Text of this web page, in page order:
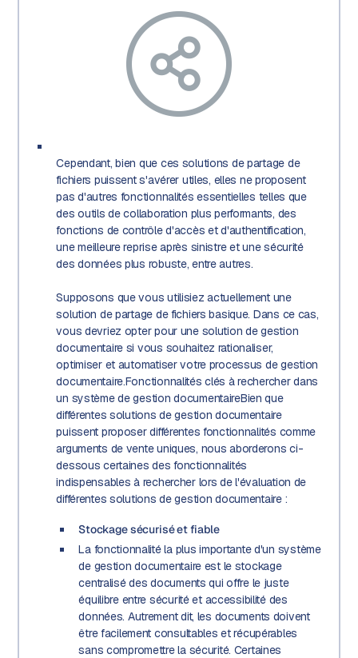
Cependant, bien que ces solutions de partage de
fichiers puissent s'avérer utiles, elles ne proposent
pas d'autres fonctionnalités essentielles telles que
des outils de collaboration plus performants, des
fonctions de contrôle d'accès et d'authentification,
une meilleure reprise après sinistre et une sécurité
des données plus robuste, entre autres.
Supposons que vous utilisiez actuellement une
solution de partage de fichiers basique. Dans ce cas,
vous devriez opter pour une solution de gestion
documentaire si vous souhaitez rationaliser,
optimiser et automatiser votre processus de gestion
documentaire.Fonctionnalités clés à rechercher dans
un système de gestion documentaireBien que
différentes solutions de gestion documentaire
puissent proposer différentes fonctionnalités comme
arguments de vente uniques, nous aborderons ci-
dessous certaines des fonctionnalités
indispensables à rechercher lors de l'évaluation de
différentes solutions de gestion documentaire :
Stockage sécurisé et fiable
La fonctionnalité la plus importante d'un système
de gestion documentaire est le stockage
centralisé des documents qui offre le juste
équilibre entre sécurité et accessibilité des
données. Autrement dit, les documents doivent
être facilement consultables et récupérables
sans compromettre la sécurité. Certaines